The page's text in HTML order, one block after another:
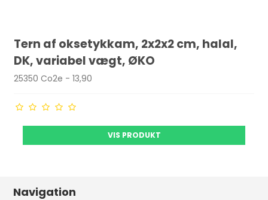
Tern af oksetykkam, 2x2x2 cm, halal,
DK, variabel vægt, ØKO
25350 Co2e - 13,90
VIS PRODUKT
Navigation